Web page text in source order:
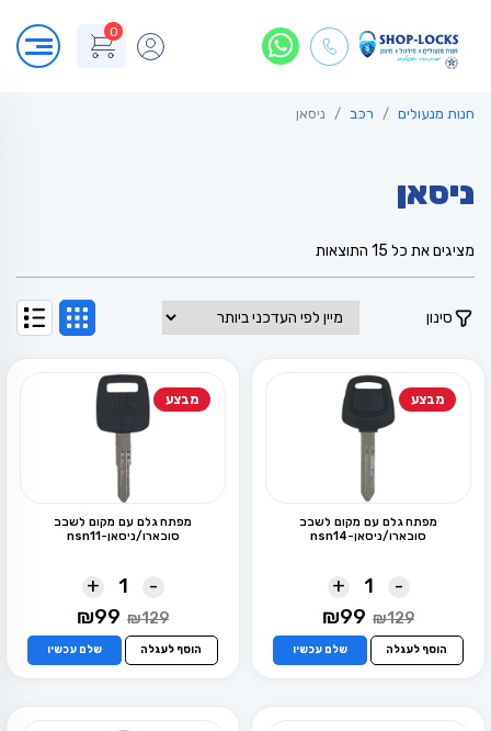
0
חנות מנעולים רכב ניסאן
ניסאן
מציגים את כל ⁦15⁩ התוצאות
העדכני
ביותר
סינון
מבצע
מפתח גלם עם מקום לשבב
סובארו/ניסאן-nsn14
-
+
₪129
המחיר
היה:
₪129.
₪99
הוא:
₪99.
הוסף לעגלה שלם עכשיו
מבצע
מפתח גלם עם מקום לשבב
סובארו/ניסאן-nsn11
-
+
₪129
המחיר
היה:
₪129.
₪99
הוא:
₪99.
הוסף לעגלה שלם עכשיו